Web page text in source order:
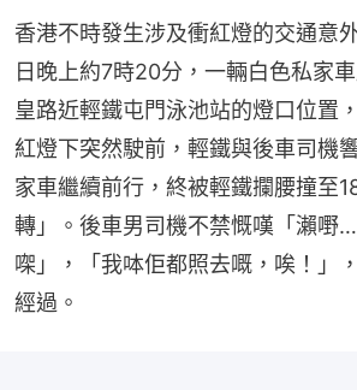
香港不時發生涉及衝紅燈的交通意
日晚上約7時20分，一輛白色私家
皇路近輕鐵屯門泳池站的燈口位置
紅燈下突然駛前，輕鐵與後車司機
家車繼續前行，終被輕鐵攔腰撞至
轉」。後車男司機不禁慨嘆「瀨嘢
㗎」，「我呠佢都照去嘅，唉！」
經過。